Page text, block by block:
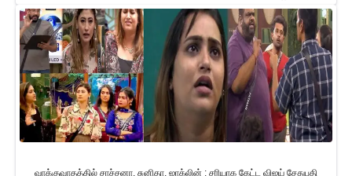
வாக்குவாதத்தில் சாச்சனா, சுனிதா, ஜாக்லின் : சரியாக கேட்ட விஜய் சேதுபதி